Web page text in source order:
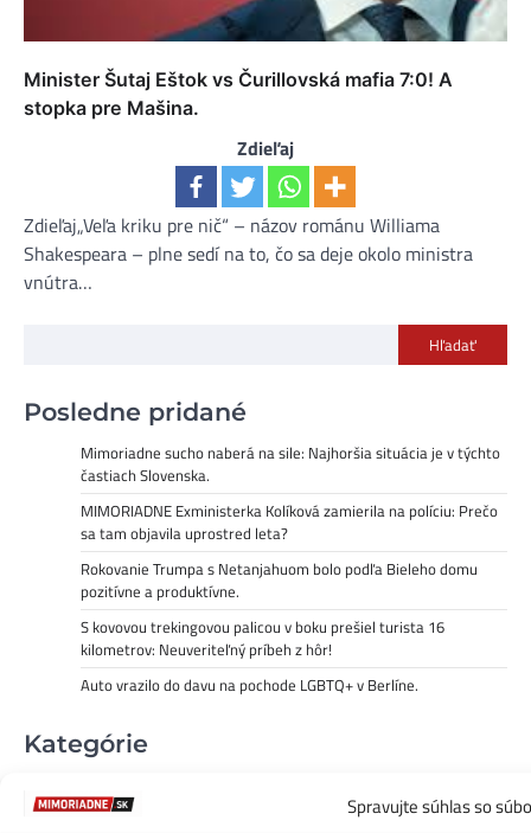
Spravujte súhlas so
Minister Šutaj Eštok vs Čurillovská mafia 7:0! A
stopka pre Mašina.
Zdieľaj
Zdieľaj„Veľa kriku pre nič“ – názov románu Williama
Shakespeara – plne sedí na to, čo sa deje okolo ministra
vnútra…
Hľadať
Posledne pridané
Mimoriadne sucho naberá na sile: Najhoršia situácia je v týchto
častiach Slovenska.
MIMORIADNE Exministerka Kolíková zamierila na políciu: Prečo
sa tam objavila uprostred leta?
Rokovanie Trumpa s Netanjahuom bolo podľa Bieleho domu
pozitívne a produktívne.
S kovovou trekingovou palicou v boku prešiel turista 16
kilometrov: Neuveriteľný príbeh z hôr!
Auto vrazilo do davu na pochode LGBTQ+ v Berlíne.
Kategórie
ČESKO